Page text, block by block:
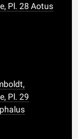
Pl. 28 Aotus
Pl. 29